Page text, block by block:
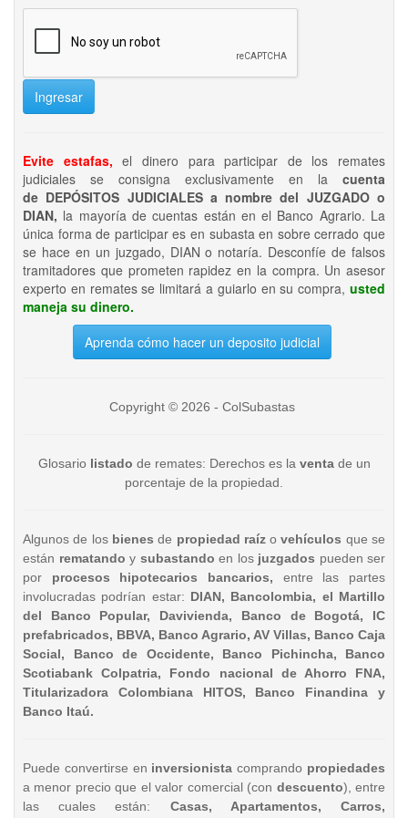
Ingresar
Evite estafas, el dinero para participar de los remates
judiciales se consigna exclusivamente en la cuenta
de DEPÓSITOS JUDICIALES a nombre del JUZGADO o
DIAN, la mayoría de cuentas están en el Banco Agrario. La
única forma de participar es en subasta en sobre cerrado que
se hace en un juzgado, DIAN o notaría. Desconfíe de falsos
tramitadores que prometen rapidez en la compra. Un asesor
experto en remates se limitará a guiarlo en su compra, usted
maneja su dinero.
Aprenda cómo hacer un deposito judicial
Copyright © 2026 - ColSubastas
Glosario listado de remates: Derechos es la ventade un
porcentaje de la propiedad.
Algunos de los bienesde propiedad raízo vehículos que se
están rematando y subastando en los juzgados pueden ser
por procesos hipotecarios bancarios, entre las partes
involucradas podrían estar: DIAN, Bancolombia, el Martillo
del Banco Popular, Davivienda, Banco de Bogotá, IC
prefabricados, BBVA, Banco Agrario, AV Villas, Banco Caja
Social, Banco de Occidente, Banco Pichincha, Banco
Scotiabank Colpatria, Fondo nacional de Ahorro FNA,
Titularizadora Colombiana HITOS, Banco Finandina y
Banco Itaú.
Puede convertirse en inversionista comprando propiedades
a menor precio que el valor comercial (con descuento), entre
las cuales están: Casas, Apartamentos, Carros,